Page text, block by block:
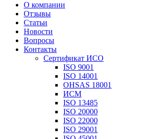
О компании
Отзывы
Статьи
Новости
Вопросы
Контакты
Сертификат ИСО
ISO 9001
ISO 14001
OHSAS 18001
ИСМ
ISO 13485
ISO 20000
ISO 22000
ISO 29001